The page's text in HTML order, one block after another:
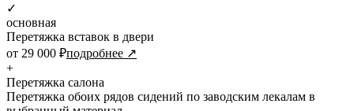
✓
основная
Перетяжка вставок в двери
от 29 000 ₽подробнее ↗
+
Перетяжка салона
Перетяжка обоих рядов сидений по заводским лекалам в